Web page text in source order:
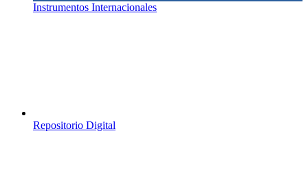
Instrumentos Internacionales
Repositorio Digital